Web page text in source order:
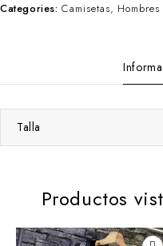
Categories:Camisetas, Hombres
Talla
Productos